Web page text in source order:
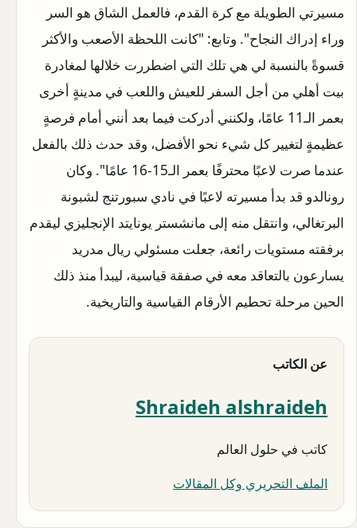
مسيرتي الطويلة مع كرة القدم، فالعمل الشاق هو السر
وراء إدراك النجاح". وتابع: "كانت اللحظة الأصعب والأكثر
قسوةً بالنسبة لي هي تلك التي اضطررت خلالها لمغادرة
بيت أهلي من أجل السفر للعيش واللعب في مدينةٍ أخرى
بعمر الـ11 عامًا، ولكنني أدركت فيما بعد أنني أمام فرصةٍ
عظيمةٍ لتغيير كل شيء نحو الأفضل، وقد حدث ذلك بالفعل
عندما صرت لاعبًا محترفًا بعمر الـ15-16 عامًا". وكان
رونالدو قد بدأ مسيرته لاعبًا في نادي سبورتنج لشبونة
البرتغالي، وانتقل منه إلى مانشستر يونايتد الإنجليزي ليقدم
برفقته مستويات رائعة، جعلت مسئولي ريال مدريد
يسارعون بالتعاقد معه في صفقة قياسية، ليبدأ منذ ذلك
الحين مرحلة تحطيم الأرقام القياسية والتاريخية.
عن الكاتب
Shraideh alshraideh
كاتب في حلول العالم
الملف التحريري وكل المقالات